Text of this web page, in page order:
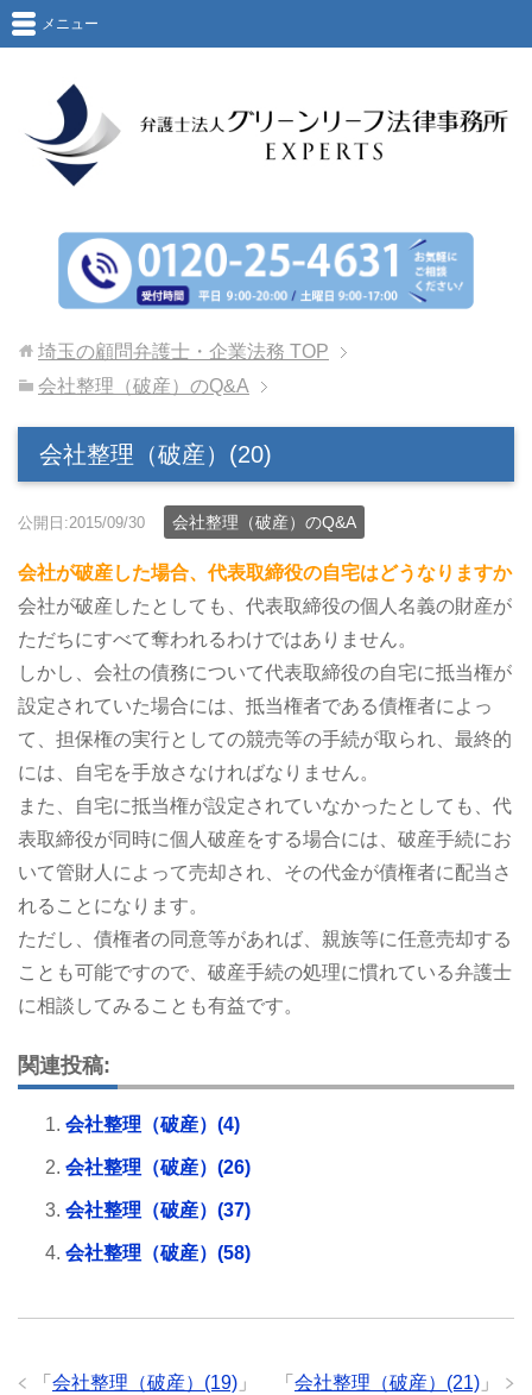
メニュー
埼玉の顧問弁護士・企業法務 TOP
会社整理（破産）のQ&A
会社整理（破産）(20)
公開日:2015/09/30 会社整理（破産）のQ&A
会社が破産した場合、代表取締役の自宅はどうなりますか
会社が破産したとしても、代表取締役の個人名義の財産が
ただちにすべて奪われるわけではありません。
しかし、会社の債務について代表取締役の自宅に抵当権が
設定されていた場合には、抵当権者である債権者によっ
て、担保権の実行としての競売等の手続が取られ、最終的
には、自宅を手放さなければなりません。
また、自宅に抵当権が設定されていなかったとしても、代
表取締役が同時に個人破産をする場合には、破産手続にお
いて管財人によって売却され、その代金が債権者に配当さ
れることになります。
ただし、債権者の同意等があれば、親族等に任意売却する
ことも可能ですので、破産手続の処理に慣れている弁護士
に相談してみることも有益です。
関連投稿:
会社整理（破産）(4)
会社整理（破産）(26)
会社整理（破産）(37)
会社整理（破産）(58)
「 会社整理（破産）(21) 」
「 会社整理（破産）(19) 」